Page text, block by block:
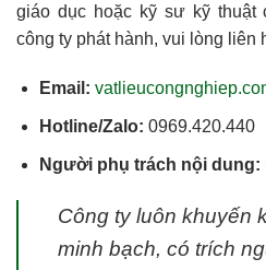
giáo dục hoặc kỹ sư kỹ thuật
công ty phát hành, vui lòng liên
Email:
Hotline/Zalo: 0969.420.440
Người phụ trách nội dung:
Công ty luôn khuyến
minh bạch, có trích